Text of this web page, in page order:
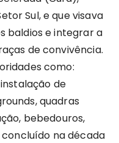
Sul, e que visava
baldios e integrar a
de convivência.
como:
de
quadras
bebedouros,
na década